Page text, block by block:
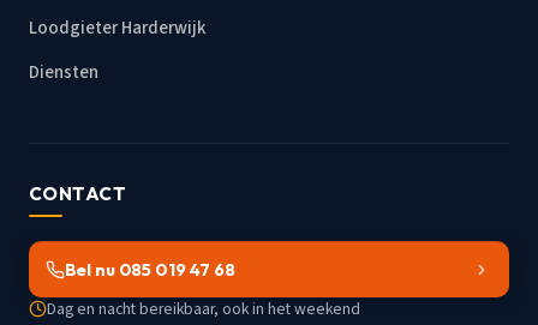
Loodgieter Harderwijk
Diensten
CONTACT
Bel nu 085 019 47 68
Dag en nacht bereikbaar, ook in het weekend